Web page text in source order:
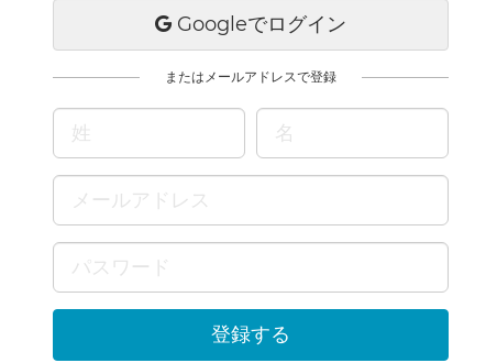
Googleでログイン
またはメールアドレスで登録